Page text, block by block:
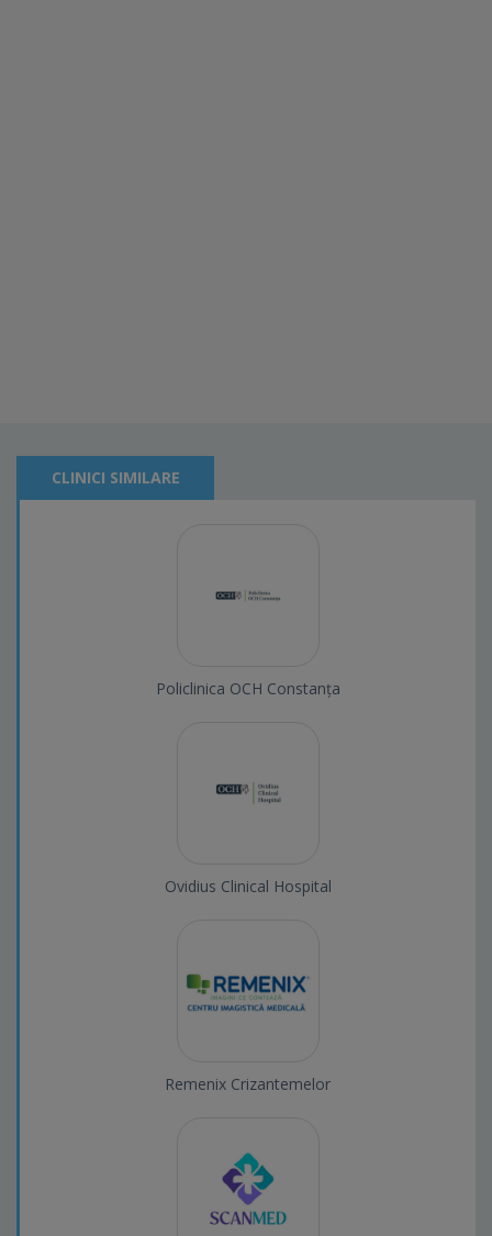
CLINICI SIMILARE
Policlinica OCH Constanța
Ovidius Clinical Hospital
Remenix Crizantemelor